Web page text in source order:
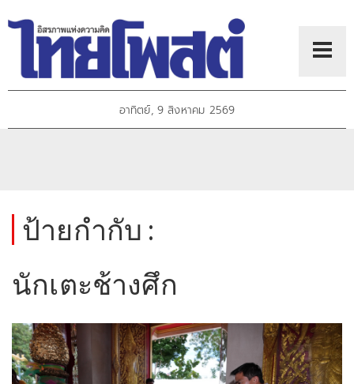
อาทิตย์, 9 สิงหาคม 2569
ป้ายกำกับ :
นักเตะช้างศึก